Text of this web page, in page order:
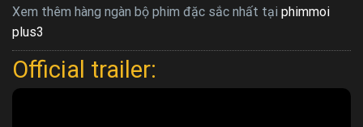
Xem thêm hàng ngàn bộ phim đặc sắc nhất tại phimmoi
plus3
Official trailer: